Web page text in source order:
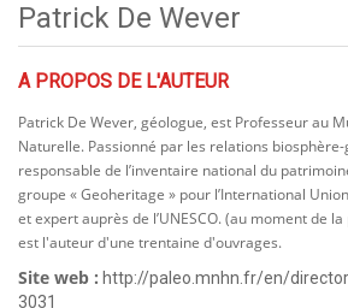
Patrick De Wever
A PROPOS DE L'AUTEUR
Patrick De Wever, géologue, est Professeur au
Naturelle. Passionné par les relations
responsable de l’inventaire national du
groupe « Geoheritage » pour l’International
et expert auprès de l’UNESCO. (au moment de
est l'auteur d'une trentaine d'ouvrages.
Site web : http://paleo.mnhn.fr/en/
3031